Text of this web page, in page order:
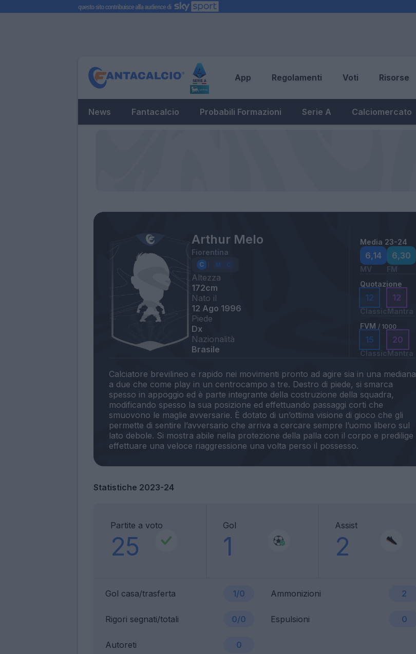
App Regolamenti Voti Risorse
News Fantacalcio Probabili Formazioni Serie A Calciomercato
Arthur Melo
Fiorentina
Altezza
172cm
Nato il
12 Ago 1996
Piede
Dx
Nazionalità
Brasile
Media 23-24
6,14
MV
6,30
FM
Quotazione
12
Classic
12
Mantra
FVM / 1000
15
Classic
20
Mantra
Calciatore brevilineo e rapido nei movimenti pronto ad agire sia in una mediana
a due che come play in un centrocampo a tre. Destro di piede, si smarca
spesso in appoggio ed è parte integrante della costruzione della squadra,
modificando spesso la sua posizione ed effettuando passaggi corti che
smuovono le maglie avversarie. È dotato di un’ottima visione di gioco che gli
permette di sentire l’avversario che arriva a cercare sempre l’uomo libero sul
lato debole. Si mostra abile nella protezione della palla con il corpo e predilige
Statistiche 2023-24
Partite a voto
25
Gol
1
Assist
2
Gol casa/trasferta 1/0 Ammonizioni 2
Rigori segnati/totali 0/0 Espulsioni 0
Autoreti 0